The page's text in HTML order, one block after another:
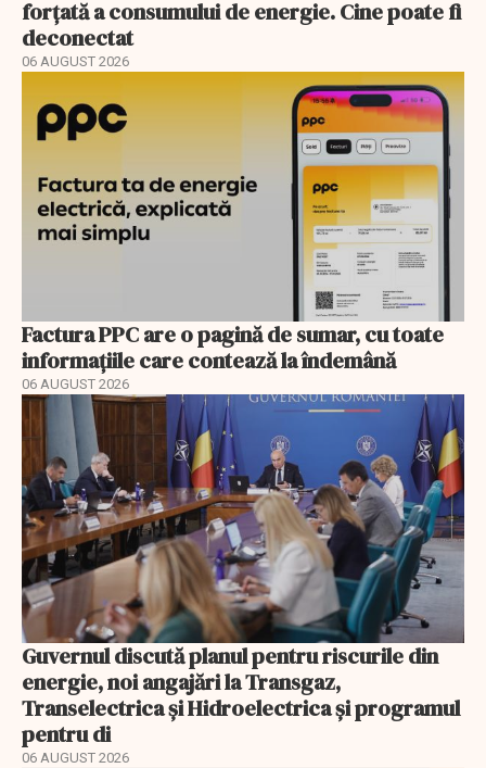
forțată a consumului de energie. Cine poate fi
deconectat
06 AUGUST 2026
Factura PPC are o pagină de sumar, cu toate
informațiile care contează la îndemână
06 AUGUST 2026
Guvernul discută planul pentru riscurile din
energie, noi angajări la Transgaz,
Transelectrica și Hidroelectrica și programul
pentru di
06 AUGUST 2026